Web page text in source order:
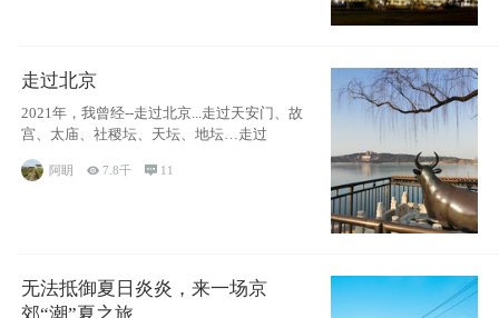
走过北京
2021年，我曾经--走过北京...走过天安门、故
宫、太庙、社稷坛、天坛、地坛…走过
阿眀 7.8千  11
无法抵御夏日炎炎，来一场京